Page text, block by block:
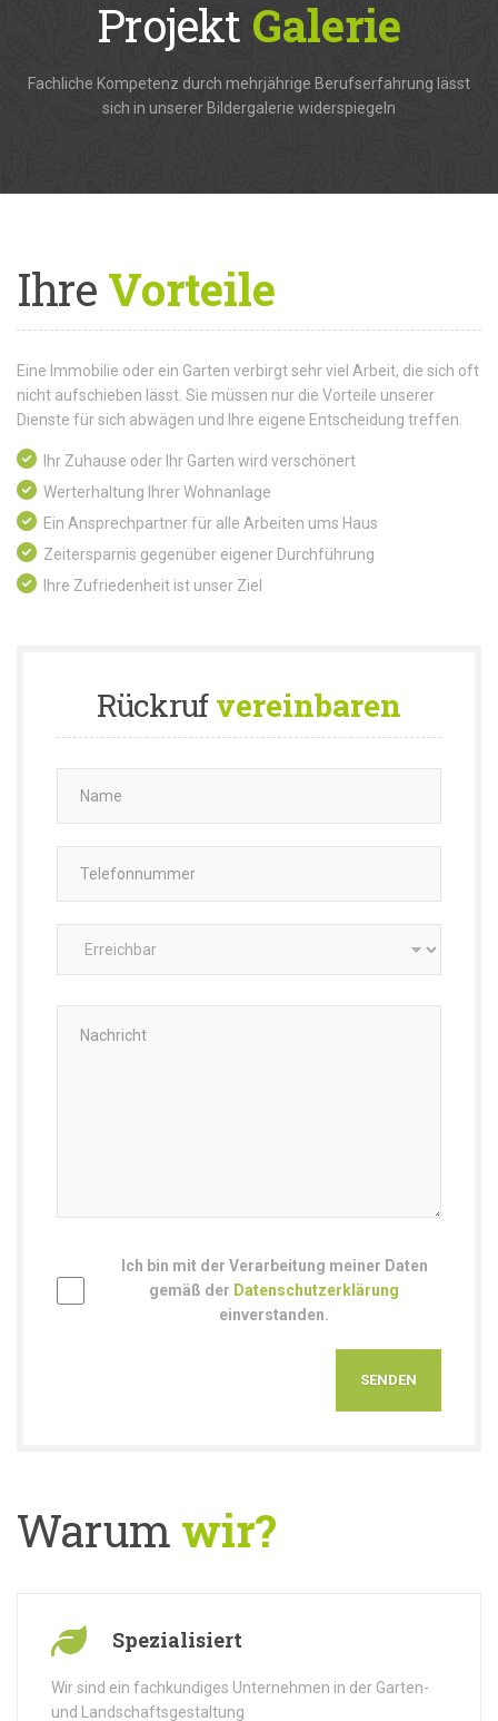
Projekt Galerie
Fachliche Kompetenz durch mehrjährige Berufserfahrung lässt
sich in unserer Bildergalerie widerspiegeln
IhreVorteile
Eine Immobilie oder ein Garten verbirgt sehr viel Arbeit, die sich oft
nicht aufschieben lässt. Sie müssen nur die Vorteile unserer
Dienste für sich abwägen und Ihre eigene Entscheidung treffen.
Ihr Zuhause oder Ihr Garten wird verschönert
Werterhaltung Ihrer Wohnanlage
Ein Ansprechpartner für alle Arbeiten ums Haus
Zeitersparnis gegenüber eigener Durchführung
Ihre Zufriedenheit ist unser Ziel
Rückrufvereinbaren
Ich bin mit der Verarbeitung meiner Daten
gemäß der Datenschutzerklärung
einverstanden.
Warum wir?
Spezialisiert
Wir sind ein fachkundiges Unternehmen in der Garten-
und Landschaftsgestaltung